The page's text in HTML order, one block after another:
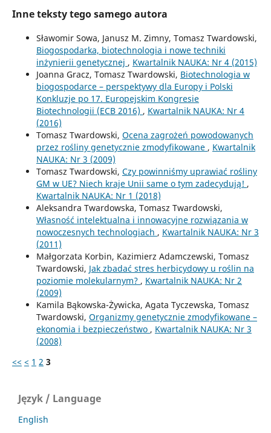
Inne teksty tego samego autora
Sławomir Sowa, Janusz M. Zimny, Tomasz Twardowski,
Biogospodarka, biotechnologia i nowe techniki
inżynierii genetycznej , Kwartalnik NAUKA: Nr 4 (2015)
Joanna Gracz, Tomasz Twardowski, Biotechnologia w
biogospodarce – perspektywy dla Europy i Polski
Konkluzje po 17. Europejskim Kongresie
Biotechnologii (ECB 2016) , Kwartalnik NAUKA: Nr 4
(2016)
Tomasz Twardowski, Ocena zagrożeń powodowanych
przez rośliny genetycznie zmodyfikowane , Kwartalnik
NAUKA: Nr 3 (2009)
Tomasz Twardowski, Czy powinniśmy uprawiać rośliny
GM w UE? Niech kraje Unii same o tym zadecydują! ,
Kwartalnik NAUKA: Nr 1 (2018)
Aleksandra Twardowska, Tomasz Twardowski,
Własność intelektualna i innowacyjne rozwiązania w
nowoczesnych technologiach , Kwartalnik NAUKA: Nr 3
(2011)
Małgorzata Korbin, Kazimierz Adamczewski, Tomasz
Twardowski, Jak zbadać stres herbicydowy u roślin na
poziomie molekularnym? , Kwartalnik NAUKA: Nr 2
(2009)
Kamila Bąkowska-Żywicka, Agata Tyczewska, Tomasz
Twardowski, Organizmy genetycznie zmodyfikowane –
ekonomia i bezpieczeństwo , Kwartalnik NAUKA: Nr 3
(2008)
<< < 1 2 3
Język / Language
English